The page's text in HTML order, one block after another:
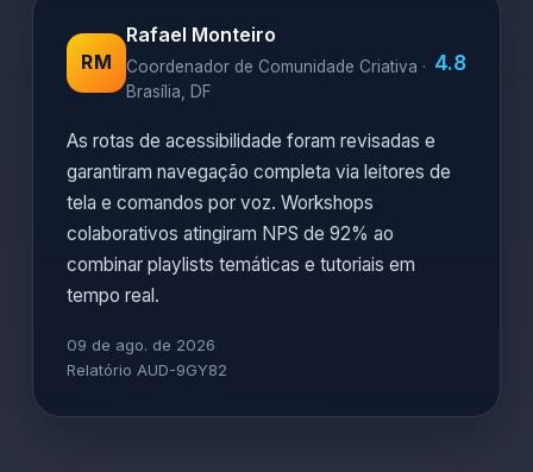
RM
Rafael Monteiro
Coordenador de Comunidade Criativa ·
Brasília, DF
4.8
As rotas de acessibilidade foram revisadas e
garantiram navegação completa via leitores de
tela e comandos por voz. Workshops
colaborativos atingiram NPS de 92% ao
combinar playlists temáticas e tutoriais em
tempo real.
09 de ago. de 2026
Relatório AUD-9GY82